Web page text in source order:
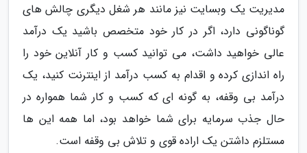
مدیریت یک وبسایت نیز مانند هر شغل دیگری چالش های
گوناگونی دارد، اگر در کار خود متخصص باشید یک درآمد
عالی خواهید داشت، می توانید کسب و کار آنلاین خود را
راه اندازی کرده و اقدام به کسب درآمد از اینترنت کنید، یک
درآمد بی وقفه، به گونه ای که کسب و کار شما همواره در
حال جذب سرمایه برای شما خواهد بود، اما همه این ها
مستلزم داشتن یک اراده قوی و تلاش بی وقفه است.